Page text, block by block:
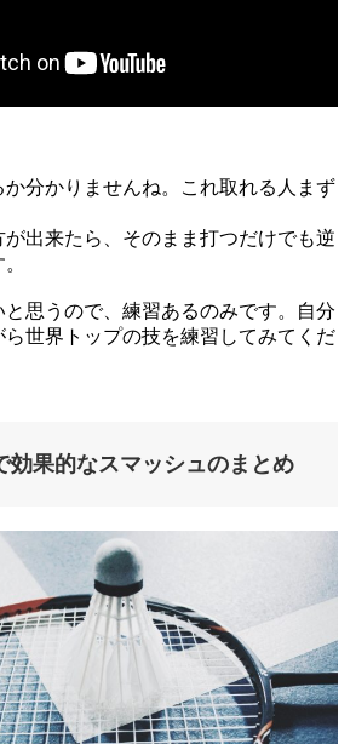
分かりませんね。これ取れる人まず
が出来たら、そのまま打つだけでも逆
。
思うので、練習あるのみです。自分
世界トップの技を練習してみてくだ
効果的なスマッシュのまとめ